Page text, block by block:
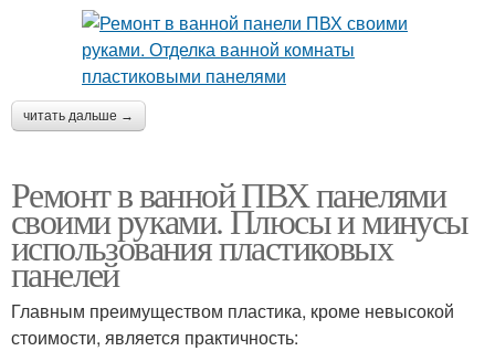
читать дальше →
Ремонт в ванной ПВХ панелями
своими руками. Плюсы и минусы
использования пластиковых
панелей
Главным преимуществом пластика, кроме невысокой
стоимости, является практичность: